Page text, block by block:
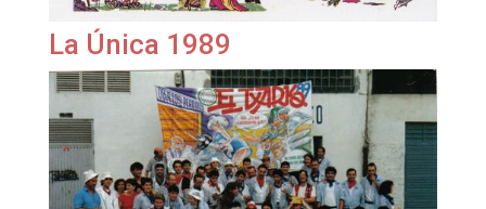
La Única 1989